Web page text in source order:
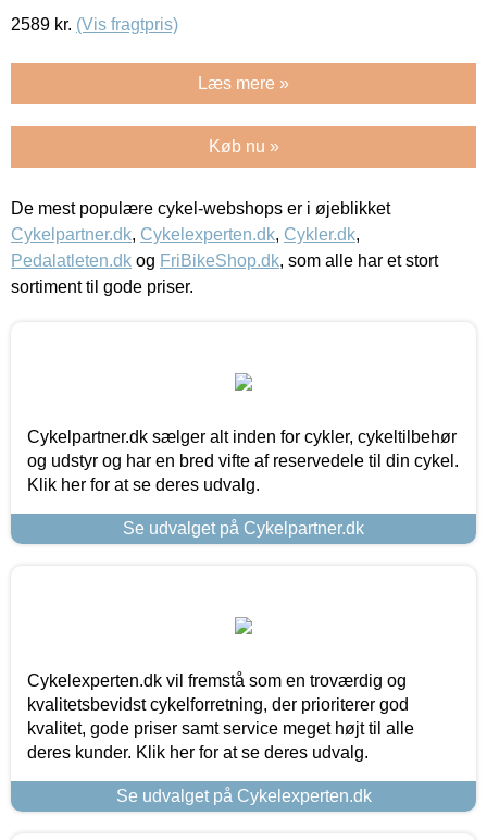
2589 kr. (Vis fragtpris)
Læs mere »
Køb nu »
De mest populære cykel-webshops er i øjeblikket
Cykelpartner.dk, Cykelexperten.dk, Cykler.dk,
Pedalatleten.dk og FriBikeShop.dk, som alle har et stort
sortiment til gode priser.
Cykelpartner.dk sælger alt inden for cykler, cykeltilbehør
og udstyr og har en bred vifte af reservedele til din cykel.
Klik her for at se deres udvalg.
Se udvalget på Cykelpartner.dk
Cykelexperten.dk vil fremstå som en troværdig og
kvalitetsbevidst cykelforretning, der prioriterer god
kvalitet, gode priser samt service meget højt til alle
deres kunder. Klik her for at se deres udvalg.
Se udvalget på Cykelexperten.dk